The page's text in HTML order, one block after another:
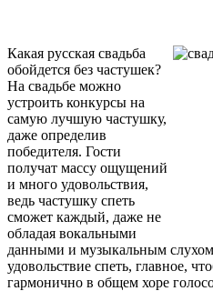
Какая русская свадьба
обойдется без частушек?
На свадьбе можно
устроить конкурсы на
самую лучшую частушку,
даже определив
победителя. Гости
получат массу ощущений
и много удовольствия,
ведь частушку спеть
сможет каждый, даже не
обладая вокальными
данными и музыкальным
удовольствие спеть, главное,
гармонично в общем хоре